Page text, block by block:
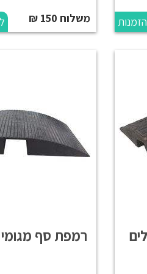
משלוח 150 ₪
רמפת סף מגומי